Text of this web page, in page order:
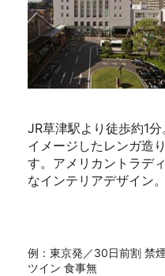
JR草津駅より徒歩約1
イメージしたレンガ造
す。アメリカントラデ
なインテリアデザイン。
例：東京発／30日前割 禁
ツイン 食事無